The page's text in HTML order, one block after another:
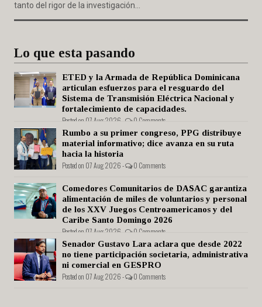
tanto del rigor de la investigación...
Lo que esta pasando
ETED y la Armada de República Dominicana
articulan esfuerzos para el resguardo del
Sistema de Transmisión Eléctrica Nacional y
fortalecimiento de capacidades.
Posted on 07 Aug 2026 - 0 Comments
Rumbo a su primer congreso, PPG distribuye
material informativo; dice avanza en su ruta
hacia la historia
Posted on 07 Aug 2026 - 0 Comments
Comedores Comunitarios de DASAC garantiza
alimentación de miles de voluntarios y personal
de los XXV Juegos Centroamericanos y del
Caribe Santo Domingo 2026
Posted on 07 Aug 2026 - 0 Comments
Senador Gustavo Lara aclara que desde 2022
no tiene participación societaria, administrativa
ni comercial en GESPRO
Posted on 07 Aug 2026 - 0 Comments